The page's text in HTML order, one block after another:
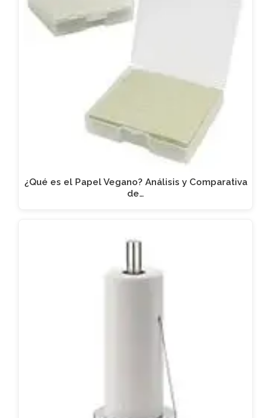
¿Qué es el Papel Vegano? Análisis y Comparativa
de…